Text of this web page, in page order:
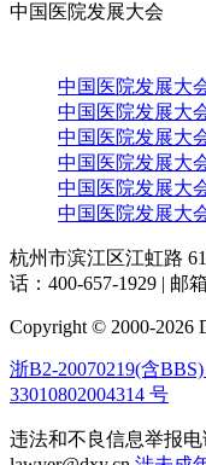
中国医院发展大会
中国医院发展大
中国医院发展大
中国医院发展大
中国医院发展大
中国医院发展大
中国医院发展大
杭州市滨江区江虹路
话：400-657-1929 | 邮
Copyright © 2000-2026
浙B2-20070219(含BBS)
33010802004314 号
违法和不良信息举报电